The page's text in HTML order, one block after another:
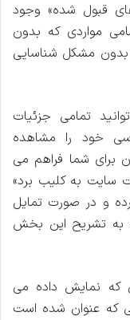
قبول شده» وجود
مواردی که بدون
بدون مشکل شناسایی
تمامی جزئیات
خود را مشاهده
برای شما فراهم می
سایت به کلیب برد»
و در صورت تمایل
به تشریح این بخش
که نمایش داده می
که عنوان شده است